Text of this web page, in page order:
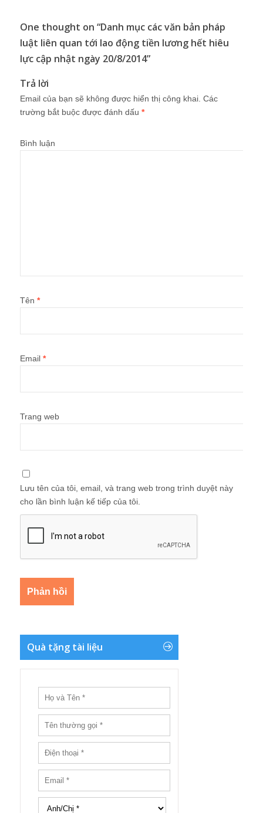
One thought on “Danh mục các văn bản pháp
luật liên quan tới lao động tiền lương hết hiêu
lực cập nhật ngày 20/8/2014”
Trả lời
Email của bạn sẽ không được hiển thị công khai. Các
trường bắt buộc được đánh dấu *
Bình luận
Tên *
Email *
Trang web
Lưu tên của tôi, email, và trang web trong trình duyệt này
cho lần bình luận kế tiếp của tôi.
Quà tặng tài liệu